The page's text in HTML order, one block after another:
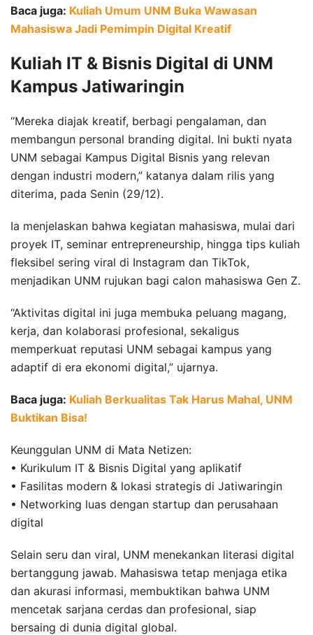
Baca juga: Kuliah Umum UNM Buka Wawasan
Mahasiswa Jadi Pemimpin Digital Kreatif
Kuliah IT & Bisnis Digital di UNM
Kampus Jatiwaringin
“Mereka diajak kreatif, berbagi pengalaman, dan
membangun personal branding digital. Ini bukti nyata
UNM sebagai Kampus Digital Bisnis yang relevan
dengan industri modern,” katanya dalam rilis yang
diterima, pada Senin (29/12).
Ia menjelaskan bahwa kegiatan mahasiswa, mulai dari
proyek IT, seminar entrepreneurship, hingga tips kuliah
fleksibel sering viral di Instagram dan TikTok,
menjadikan UNM rujukan bagi calon mahasiswa Gen Z.
“Aktivitas digital ini juga membuka peluang magang,
kerja, dan kolaborasi profesional, sekaligus
memperkuat reputasi UNM sebagai kampus yang
adaptif di era ekonomi digital,” ujarnya.
Baca juga: Kuliah Berkualitas Tak Harus Mahal, UNM
Buktikan Bisa!
Keunggulan UNM di Mata Netizen:
• Kurikulum IT & Bisnis Digital yang aplikatif
• Fasilitas modern & lokasi strategis di Jatiwaringin
• Networking luas dengan startup dan perusahaan
digital
Selain seru dan viral, UNM menekankan literasi digital
bertanggung jawab. Mahasiswa tetap menjaga etika
dan akurasi informasi, membuktikan bahwa UNM
mencetak sarjana cerdas dan profesional, siap
bersaing di dunia digital global.